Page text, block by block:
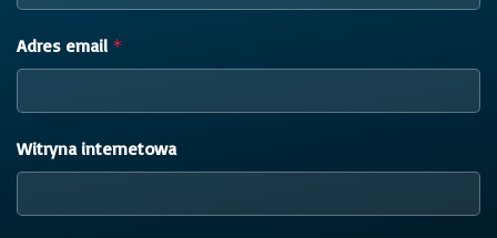
Adres email *
Witryna internetowa